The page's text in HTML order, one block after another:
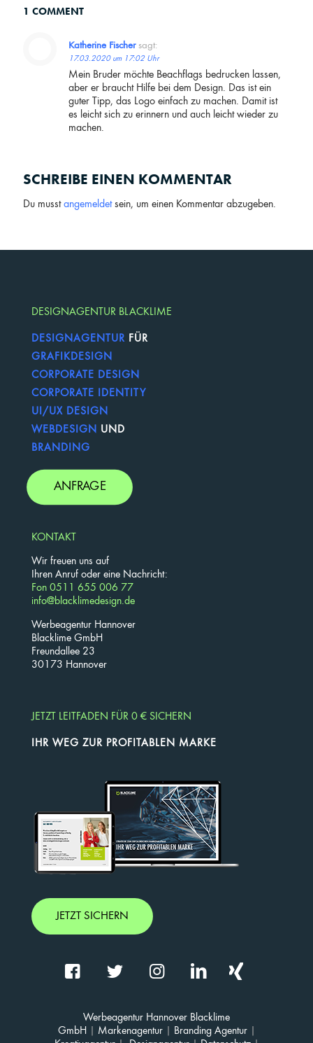
1 COMMENT
Katherine Fischer sagt:
17.03.2020 um 17:02 Uhr
Mein Bruder möchte Beachflags bedrucken lassen,
aber er braucht Hilfe bei dem Design. Das ist ein
guter Tipp, das Logo einfach zu machen. Damit ist
es leicht sich zu erinnern und auch leicht wieder zu
machen.
SCHREIBE EINEN KOMMENTAR
Du musstangemeldetsein, um einen Kommentar abzugeben.
DESIGNAGENTUR BLACKLIME
DESIGNAGENTUR FÜR
GRAFIKDESIGN
CORPORATE DESIGN
CORPORATE IDENTITY
UI/UX DESIGN
WEBDESIGN UND
BRANDING
ANFRAGE
KONTAKT
Wir freuen uns auf
Ihren Anruf oder eine Nachricht:
Fon 0511 655 006 77
info@blacklimedesign.de
Werbeagentur Hannover
Blacklime GmbH
Freundallee 23
30173 Hannover
JETZT LEITFADEN FÜR 0 € SICHERN
IHR WEG ZUR PROFITABLEN MARKE
JETZT SICHERN
Werbeagentur Hannover Blacklime
GmbH
Markenagentur| Branding Agentur|